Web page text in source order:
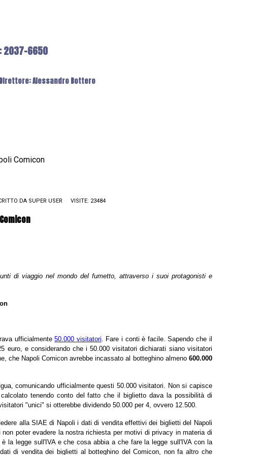
2037-6650
Alessandro Bottero
Comicon
DA SUPER USER VISITE: 23484
di viaggio nel mondo del fumetto, attraverso i suoi protagonisti e
ufficialmente50.000 visitatori. Fare i conti è facile. Sapendo che il
euro, e considerando che i 50.000 visitatori dichiarati siano visitatori
che Napoli Comicon avrebbe incassato al botteghino almeno 600.000
comunicando ufficialmente questi 50.000 visitatori. Non si capisce
tenendo conto del fatto che il biglietto dava la possibilità di
"unici" si otterebbe dividendo 50.000 per 4, ovvero 12.500.
alla SIAE di Napoli i dati di vendita effettivi dei biglietti del Napoli
poter evadere la nostra richiesta per motivi di privacy in materia di
la legge sull'IVA e che cosa abbia a che fare la legge sull'IVA con la
di vendita dei biglietti al botteghino del Comicon, non fa altro che